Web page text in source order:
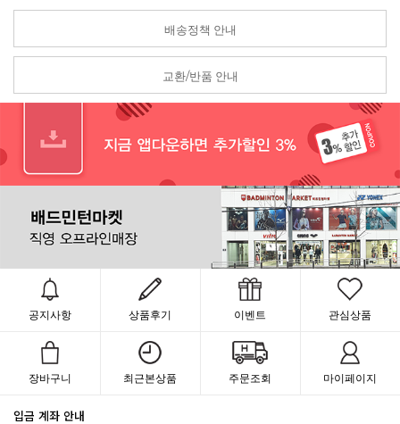
배송정책 안내
교환/반품 안내
공지사항 상품후기 이벤트 관심상품
장바구니 최근본상품 주문조회 마이페이지
입금 계좌 안내